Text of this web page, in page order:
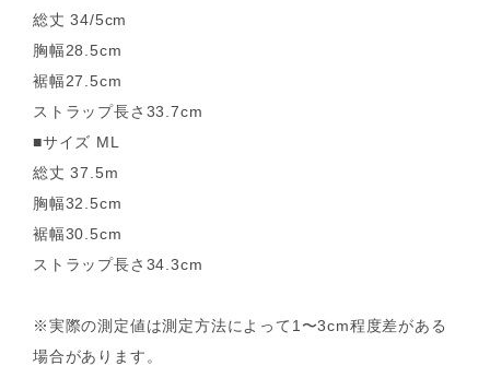
総丈 34/5cm
胸幅28.5cm
裾幅27.5cm
ストラップ長さ33.7cm
■サイズ ML
総丈 37.5m
胸幅32.5cm
裾幅30.5cm
ストラップ長さ34.3cm
※実際の測定値は測定方法によって1〜3cm程度差がある
場合があります。